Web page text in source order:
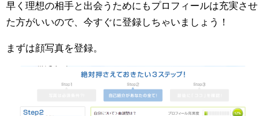
早く理想の相手と出会うためにもプロフィールは充実させ
た方がいいので、今すぐに登録しちゃいましょう！
まずは顔写真を登録。